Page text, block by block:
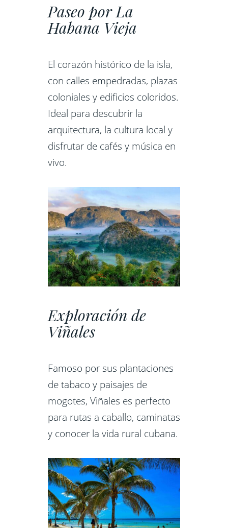
Paseo por La
Habana Vieja
El corazón histórico de la isla,
con calles empedradas, plazas
coloniales y edificios coloridos.
Ideal para descubrir la
arquitectura, la cultura local y
disfrutar de cafés y música en
vivo.
Exploración de
Viñales
Famoso por sus plantaciones
de tabaco y paisajes de
mogotes, Viñales es perfecto
para rutas a caballo, caminatas
y conocer la vida rural cubana.